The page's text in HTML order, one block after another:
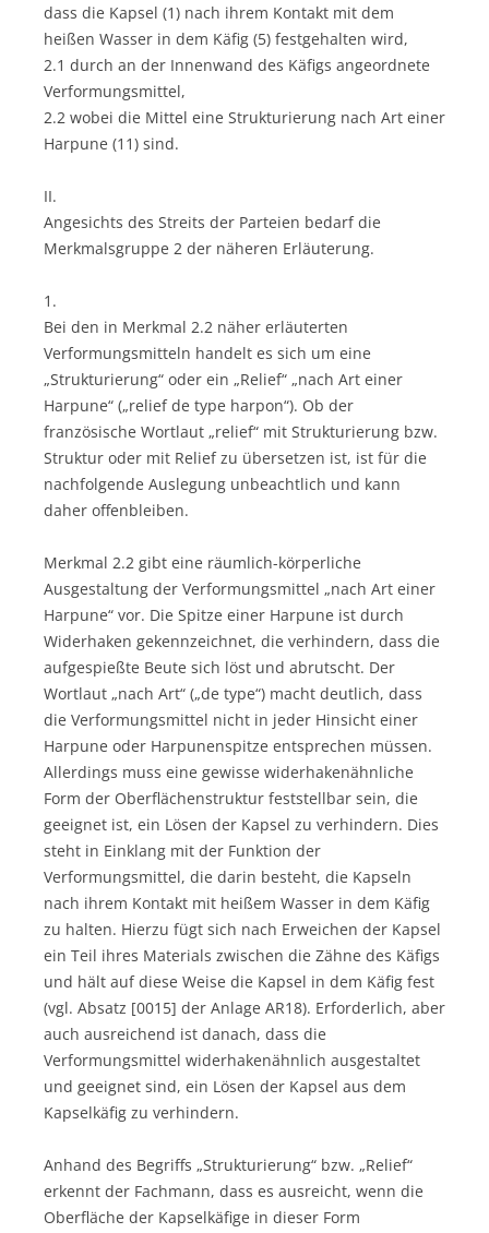
dass die Kapsel (1) nach ihrem Kontakt mit dem
heißen Wasser in dem Käfig (5) festgehalten wird,
2.1 durch an der Innenwand des Käfigs angeordnete
Verformungsmittel,
2.2 wobei die Mittel eine Strukturierung nach Art einer
Harpune (11) sind.
II.
Angesichts des Streits der Parteien bedarf die
Merkmalsgruppe 2 der näheren Erläuterung.
1.
Bei den in Merkmal 2.2 näher erläuterten
Verformungsmitteln handelt es sich um eine
„Strukturierung“ oder ein „Relief“ „nach Art einer
Harpune“ („relief de type harpon“). Ob der
französische Wortlaut „relief“ mit Strukturierung bzw.
Struktur oder mit Relief zu übersetzen ist, ist für die
nachfolgende Auslegung unbeachtlich und kann
daher offenbleiben.
Merkmal 2.2 gibt eine räumlich-körperliche
Ausgestaltung der Verformungsmittel „nach Art einer
Harpune“ vor. Die Spitze einer Harpune ist durch
Widerhaken gekennzeichnet, die verhindern, dass die
aufgespießte Beute sich löst und abrutscht. Der
Wortlaut „nach Art“ („de type“) macht deutlich, dass
die Verformungsmittel nicht in jeder Hinsicht einer
Harpune oder Harpunenspitze entsprechen müssen.
Allerdings muss eine gewisse widerhakenähnliche
Form der Oberflächenstruktur feststellbar sein, die
geeignet ist, ein Lösen der Kapsel zu verhindern. Dies
steht in Einklang mit der Funktion der
Verformungsmittel, die darin besteht, die Kapseln
nach ihrem Kontakt mit heißem Wasser in dem Käfig
zu halten. Hierzu fügt sich nach Erweichen der Kapsel
ein Teil ihres Materials zwischen die Zähne des Käfigs
und hält auf diese Weise die Kapsel in dem Käfig fest
(vgl. Absatz [0015] der Anlage AR18). Erforderlich, aber
auch ausreichend ist danach, dass die
Verformungsmittel widerhakenähnlich ausgestaltet
und geeignet sind, ein Lösen der Kapsel aus dem
Kapselkäfig zu verhindern.
Anhand des Begriffs „Strukturierung“ bzw. „Relief“
erkennt der Fachmann, dass es ausreicht, wenn die
Oberfläche der Kapselkäfige in dieser Form